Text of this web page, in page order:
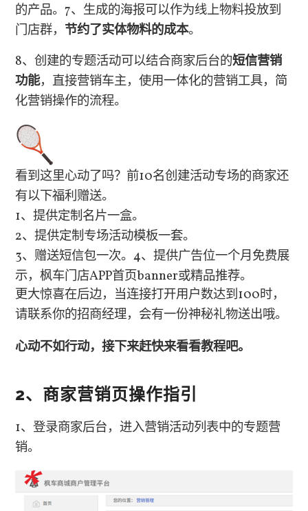
的产品。7、生成的海报可以作为线上物料投放到
门店群， 节约了实体物料的成本。
8、创建的专题活动可以结合商家后台的短信营销
功能，直接营销车主，使用一体化的营销工具，简
化营销操作的流程。
看到这里心动了吗？前10名创建活动专场的商家还
有以下福利赠送。
1、提供定制名片一盒。
2、提供定制专场活动模板一套。
3、赠送短信包一次。4、提供广告位一个月免费展
示，枫车门店APP首页banner或精品推荐。
更大惊喜在后边，当连接打开用户数达到100时，
请联系你的招商经理，会有一份神秘礼物送出哦。
心动不如行动，接下来赶快来看看教程吧。
2、商家营销页操作指引
1、登录商家后台，进入营销活动列表中的专题营
销。